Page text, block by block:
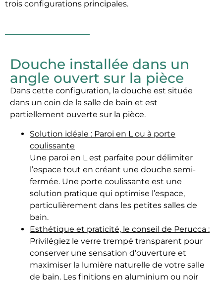
trois configurations principales.
Douche installée dans un
angle ouvert sur la pièce
Dans cette configuration, la douche est située
dans un coin de la salle de bain et est
partiellement ouverte sur la pièce.
Solution idéale : Paroi en L ou à porte
coulissante
Une paroi en L est parfaite pour délimiter
l’espace tout en créant une douche semi-
fermée. Une porte coulissante est une
solution pratique qui optimise l’espace,
particulièrement dans les petites salles de
bain.
Esthétique et praticité, le conseil de Perucca :
Privilégiez le verre trempé transparent pour
conserver une sensation d’ouverture et
maximiser la lumière naturelle de votre salle
de bain. Les finitions en aluminium ou noir